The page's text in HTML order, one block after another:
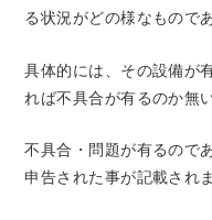
る状況がどの様なもので
具体的には、その設備が
れば不具合が有るのか無
不具合・問題が有るので
申告された事が記載され